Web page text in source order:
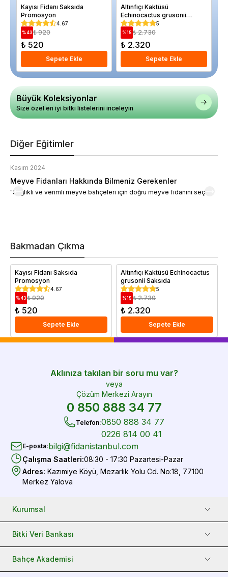
Kayısı Fidanı Saksıda
Promosyon
4.67
%43 ₺ 920
₺ 520
Sepete Ekle
Altınfıçı Kaktüsü
Echinocactus grusonii
Saksıda
5
%15 ₺ 2.730
₺ 2.320
Sepete Ekle
Büyük Koleksiyonlar
Size özel en iyi bitki listelerini inceleyin
Diğer Eğitimler
Kasım 2024
Meyve Fidanları Hakkında Bilmeniz Gerekenler
"Sağlıklı ve verimli meyve bahçeleri için doğru meyve fidanını seçin."
Bakmadan Çıkma
Kayısı Fidanı Saksıda
Promosyon
4.67
%43 ₺ 920
₺ 520
Sepete Ekle
Altınfıçı Kaktüsü Echinocactus
grusonii Saksıda
5
%15 ₺ 2.730
₺ 2.320
Sepete Ekle
Aklınıza takılan bir soru mu var?
veya
Çözüm Merkezi Arayın
0 850 888 34 77
Telefon:0850 888 34 77
0226 814 00 41
E-posta:bilgi@fidanistanbul.com
Çalışma Saatleri:08:30 - 17:30 Pazartesi-Pazar
Adres: Kazımiye Köyü, Mezarlık Yolu Cd. No:18, 77100
Merkez Yalova
Kurumsal
Bitki Veri Bankası
Bahçe Akademisi